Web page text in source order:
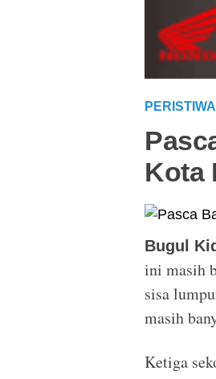
PERISTIWA
Kota
Bugul
ini masih
sisa
masih
Ketiga